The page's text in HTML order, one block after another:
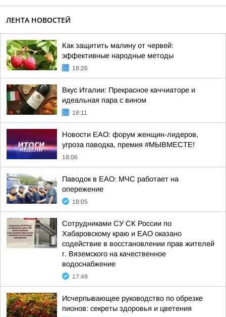
ЛЕНТА НОВОСТЕЙ
Как защитить малину от червей:
эффективные народные методы
18:26
Вкус Италии: Прекрасное каччиаторе и
идеальная пара с вином
18:11
Новости ЕАО: форум женщин-лидеров,
угроза паводка, премия #МЫВМЕСТЕ!
18:06
Паводок в ЕАО: МЧС работает на
опережение
18:05
Сотрудниками СУ СК России по
Хабаровскому краю и ЕАО оказано
содействие в восстановлении прав жителей
г. Вяземского на качественное
водоснабжение
17:49
Исчерпывающее руководство по обрезке
пионов: секреты здоровья и цветения